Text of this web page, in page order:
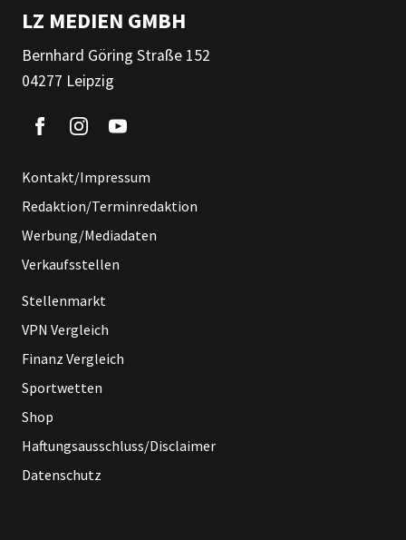
LZ MEDIEN GMBH
Bernhard Göring Straße 152
04277 Leipzig
Kontakt/Impressum
Redaktion/Terminredaktion
Werbung/Mediadaten
Verkaufsstellen
Stellenmarkt
VPN Vergleich
Finanz Vergleich
Sportwetten
Shop
Haftungsausschluss/Disclaimer
Datenschutz